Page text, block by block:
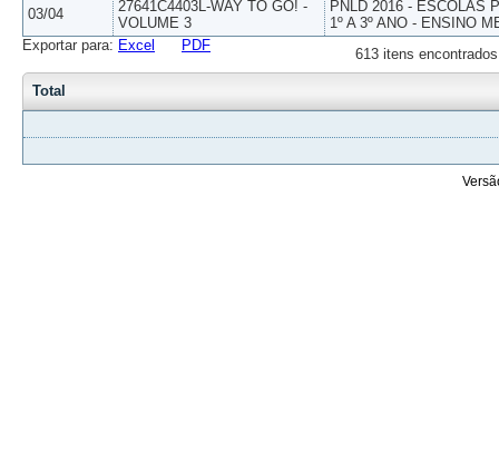
03/04
27641C4403L-WAY TO GO! -
VOLUME 3
PNLD 2016 - ESCOLAS
1º A 3º ANO - ENSINO
613 itens
Exportar para: Excel PDF
Total